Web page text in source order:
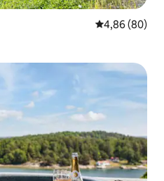
Note
4,86 (80)